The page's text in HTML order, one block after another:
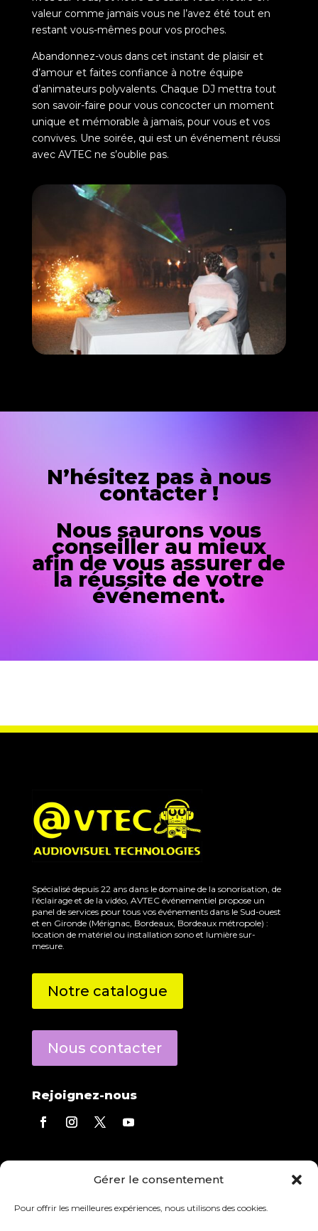
Gérer le consentement
Pour offrir les meilleures expériences, nous utilisons des cookies.
valeur comme jamais vous ne l’avez été tout en
restant vous-mêmes pour vos proches.
Abandonnez-vous dans cet instant de plaisir et
d’amour et faites confiance à notre équipe
d’animateurs polyvalents. Chaque DJ mettra tout
son savoir-faire pour vous concocter un moment
unique et mémorable à jamais, pour vous et vos
convives. Une soirée, qui est un événement réussi
avec AVTEC ne s’oublie pas.
N’hésitez pas à nous
contacter !
Nous saurons vous
conseiller au mieux
afin de vous assurer de
la réussite de votre
événement.
Spécialisé depuis 22 ans dans le domaine de la sonorisation, de
l’éclairage et de la vidéo, AVTEC événementiel propose un
panel de services pour tous vos événements dans le Sud-ouest
et en Gironde (Mérignac, Bordeaux, Bordeaux métropole) :
location de matériel ou installation sono et lumière sur-
mesure.
Notre catalogue
Nous contacter
Rejoignez-nous
Eric Derecourtrépond à toutes vos questions.